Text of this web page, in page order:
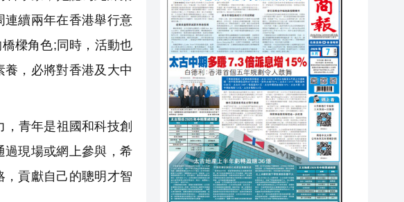
連續兩年在香港舉行意
樑角色;同時，活動也
，必將對香港及大中
青年是祖國和科技創
過現場或網上參與，希
貢獻自己的聰明才智